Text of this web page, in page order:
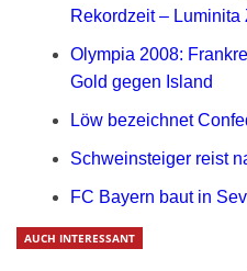
Rekordzeit –
Olympia 2008:
Gold gegen Island
Löw bezeichnet
Schweinsteiger reist
FC Bayern baut in
AUCH INTERESSANT